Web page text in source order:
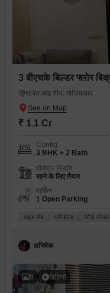
3 बीएचके बिल्डर फ्लोर
शक्ति खंड तीन, ग़ाज़ियाबाद
₹ 1.1 Cr
Config
3 BHK + 2 Bath
पॉसेशन स्थिति
रहने के लिए तैयार
पार्किंग
1 Open Parking
वाइड रोड फ्री होल्ड गेटेड
अभिषेक
9 विडियो